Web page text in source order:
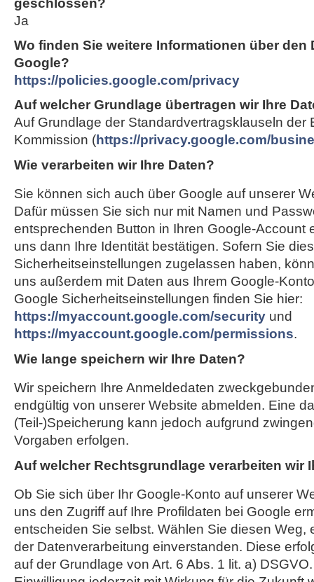
geschlossen?
Ja
Wo finden Sie weitere Informationen über den
Google?
https://policies.google.com/privacy
Auf welcher Grundlage übertragen wir Ihre
Auf Grundlage der Standardvertragsklauseln der
Kommission (https://privacy.google.com/
Wie verarbeiten wir Ihre Daten?
Sie können sich auch über Google auf unserer
Dafür müssen Sie sich nur mit Namen und
entsprechenden Button in Ihren Google-Account
uns dann Ihre Identität bestätigen. Sofern Sie
Sicherheitseinstellungen zugelassen haben,
uns außerdem mit Daten aus Ihrem Google-
Google Sicherheitseinstellungen finden Sie hier:
https://myaccount.google.com/security und
https://myaccount.google.com/permissions.
Wie lange speichern wir Ihre Daten?
Wir speichern Ihre Anmeldedaten
endgültig von unserer Website abmelden. Eine
(Teil-)Speicherung kann jedoch aufgrund
Vorgaben erfolgen.
Auf welcher Rechtsgrundlage verarbeiten wir
Ob Sie sich über Ihr Google-Konto auf unserer
uns den Zugriff auf Ihre Profildaten bei Google
entscheiden Sie selbst. Wählen Sie diesen Weg,
der Datenverarbeitung einverstanden. Diese
auf der Grundlage von Art. 6 Abs. 1 lit. a)